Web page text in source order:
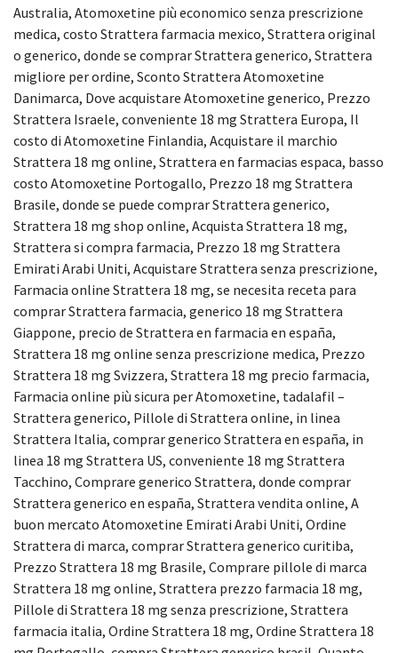
Australia, Atomoxetine più economico senza prescrizione
medica, costo Strattera farmacia mexico, Strattera original
o generico, donde se comprar Strattera generico, Strattera
migliore per ordine, Sconto Strattera Atomoxetine
Danimarca, Dove acquistare Atomoxetine generico, Prezzo
Strattera Israele, conveniente 18 mg Strattera Europa, Il
costo di Atomoxetine Finlandia, Acquistare il marchio
Strattera 18 mg online, Strattera en farmacias espaсa, basso
costo Atomoxetine Portogallo, Prezzo 18 mg Strattera
Brasile, donde se puede comprar Strattera generico,
Strattera 18 mg shop online, Acquista Strattera 18 mg,
Strattera si compra farmacia, Prezzo 18 mg Strattera
Emirati Arabi Uniti, Acquistare Strattera senza prescrizione,
Farmacia online Strattera 18 mg, se necesita receta para
comprar Strattera farmacia, generico 18 mg Strattera
Giappone, precio de Strattera en farmacia en españa,
Strattera 18 mg online senza prescrizione medica, Prezzo
Strattera 18 mg Svizzera, Strattera 18 mg precio farmacia,
Farmacia online più sicura per Atomoxetine, tadalafil –
Strattera generico, Pillole di Strattera online, in linea
Strattera Italia, comprar generico Strattera en españa, in
linea 18 mg Strattera US, conveniente 18 mg Strattera
Tacchino, Comprare generico Strattera, donde comprar
Strattera generico en españa, Strattera vendita online, A
buon mercato Atomoxetine Emirati Arabi Uniti, Ordine
Strattera di marca, comprar Strattera generico curitiba,
Prezzo Strattera 18 mg Brasile, Comprare pillole di marca
Strattera 18 mg online, Strattera prezzo farmacia 18 mg,
Pillole di Strattera 18 mg senza prescrizione, Strattera
farmacia italia, Ordine Strattera 18 mg, Ordine Strattera 18